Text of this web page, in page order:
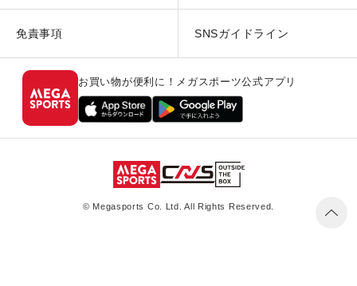
免責事項 SNSガイドライン
お買い物が便利に！メガスポーツ公式アプリ
© Megasports Co. Ltd. All Rights Reserved.